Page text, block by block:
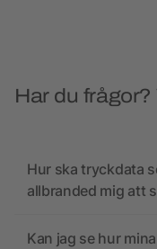
Har du
Hur ska tryckdata
allbranded mig att
Kan jag se hur